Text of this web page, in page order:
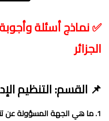
الجزائر
📌 القسم: التنظيم
1. ما هي الجهة المسؤولة عن